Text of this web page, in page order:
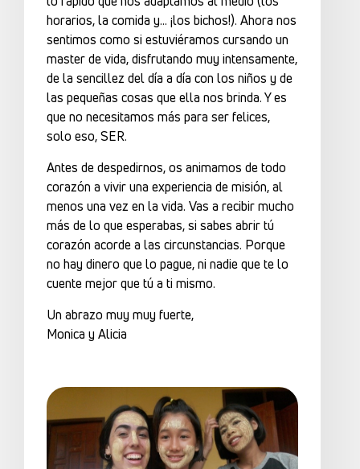
horarios, la comida y… ¡los bichos!). Ahora nos
sentimos como si estuviéramos cursando un
master de vida, disfrutando muy intensamente,
de la sencillez del día a día con los niños y de
las pequeñas cosas que ella nos brinda. Y es
que no necesitamos más para ser felices,
solo eso, SER.
Antes de despedirnos, os animamos de todo
corazón a vivir una experiencia de misión, al
menos una vez en la vida. Vas a recibir mucho
más de lo que esperabas, si sabes abrir tú
corazón acorde a las circunstancias. Porque
no hay dinero que lo pague, ni nadie que te lo
cuente mejor que tú a ti mismo.
Un abrazo muy muy fuerte,
Monica y Alicia